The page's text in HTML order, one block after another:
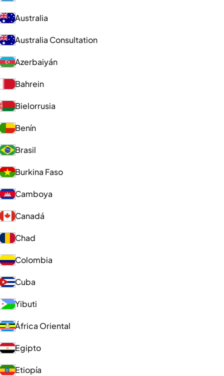
Australia
Australia Consultation
Azerbaiyán
Bahrein
Bielorrusia
Benín
Brasil
Burkina Faso
Camboya
Canadá
Chad
Colombia
Cuba
Yibuti
África Oriental
Egipto
Etiopía